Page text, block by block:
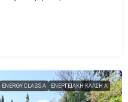
ENERGY CLASS A ΕΝΕΡΓΕΙΑΚΉ ΚΛΆΣΗ Α